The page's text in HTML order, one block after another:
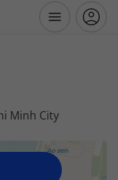
Minh City